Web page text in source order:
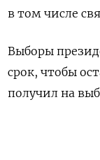
в том числе
Выборы
срок, чтобы
получил на